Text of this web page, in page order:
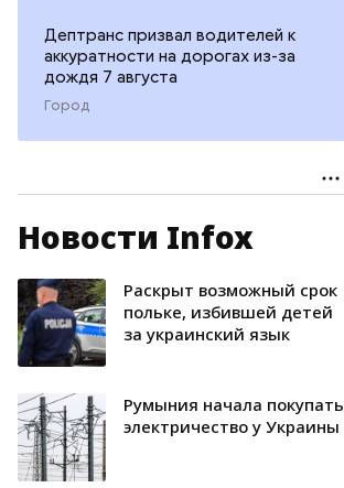
Дептранс призвал водителей к
аккуратности на дорогах из-за
дождя 7 августа
Город
Новости Infox
Раскрыт возможный срок
польке, избившей детей
за украинский язык
Румыния начала покупать
электричество у Украины